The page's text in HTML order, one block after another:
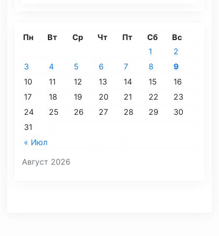
Август 2026
Пн Вт Ср Чт Пт Сб Вс
« Июл
1
2
3
4 5 6 7 8
9
10
11 12 13 14 15
16
17
18 19 20 21 22
23
24
25 26 27 28 29
30
31